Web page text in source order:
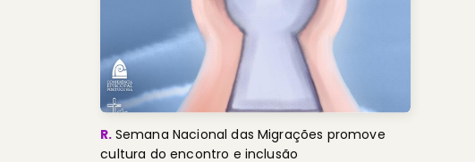
R. Semana Nacional das Migrações promove
cultura do encontro e inclusão